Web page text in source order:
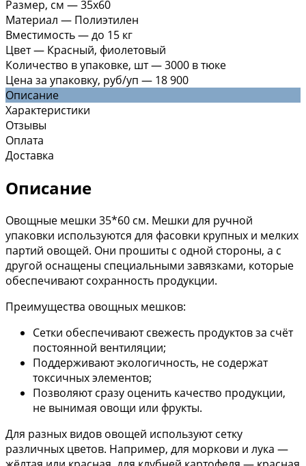
Размер, см —35x60
Материал — Полиэтилен
Вместимость—до 15 кг
Цвет— Красный, фиолетовый
Количество в упаковке, шт—3000 в тюке
Цена за упаковку, руб/уп — 18 900
Описание
Характеристики
Отзывы
Оплата
Доставка
Описание
Овощные мешки 35*60 см. Мешки для ручной
упаковки используются для фасовки крупных и мелких
партий овощей. Они прошиты с одной стороны, а с
другой оснащены специальными завязками, которые
обеспечивают сохранность продукции.
Преимущества овощных мешков:
Сетки обеспечивают свежесть продуктов за счёт
постоянной вентиляции;
Поддерживают экологичность, не содержат
токсичных элементов;
Позволяют сразу оценить качество продукции,
не вынимая овощи или фрукты.
Для разных видов овощей используют сетку
различных цветов. Например, для моркови и лука —